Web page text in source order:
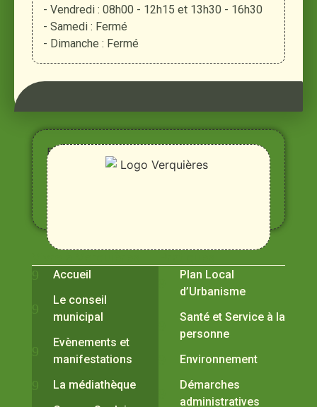
- Vendredi : 08h00 - 12h15 et 13h30 - 16h30
- Samedi : Fermé
- Dimanche : Fermé
Entre
Rhône,
Alpilles
et
Durance
Accueil
Le conseil
municipal
Evènements et
manifestations
La médiathèque
Plan Local
d’Urbanisme
Santé et Service à la
personne
Environnement
Démarches
administratives